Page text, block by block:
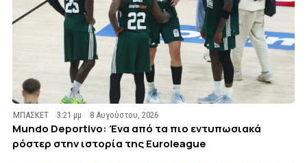
ΜΠΑΣΚΕΤ 3:21 μμ 8 Αυγούστου, 2026
Mundo Deportivo: Ένα από τα πιο εντυπωσιακά
ρόστερ στην ιστορία της Euroleague